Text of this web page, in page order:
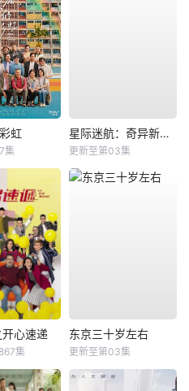
虹
集
星际迷航：奇异新世界第四季
更新至第03集
开心速递
集
东京三十岁左右
更新至第03集